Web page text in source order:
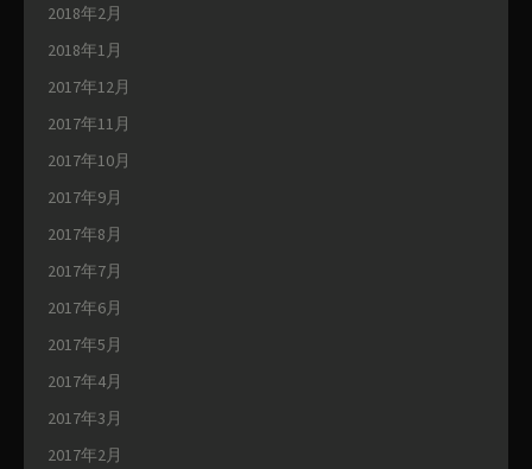
2018年2月
2018年1月
2017年12月
2017年11月
2017年10月
2017年9月
2017年8月
2017年7月
2017年6月
2017年5月
2017年4月
2017年3月
2017年2月